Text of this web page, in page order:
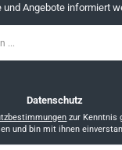
und Angebote informiert
Datenschutz
zur Kenntnis
und bin mit ihnen